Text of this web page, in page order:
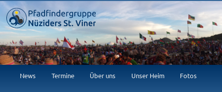
Pfadfindergruppe Nüziders St.
Viner
Willkommen im Abenteuer!
Zum
News Termine Über uns Unser Heim Fotos